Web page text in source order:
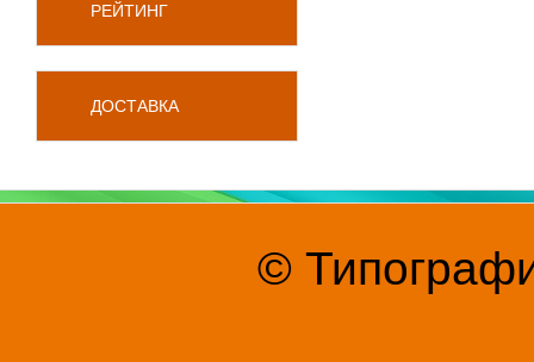
РЕЙТИНГ
ДОСТАВКА
©